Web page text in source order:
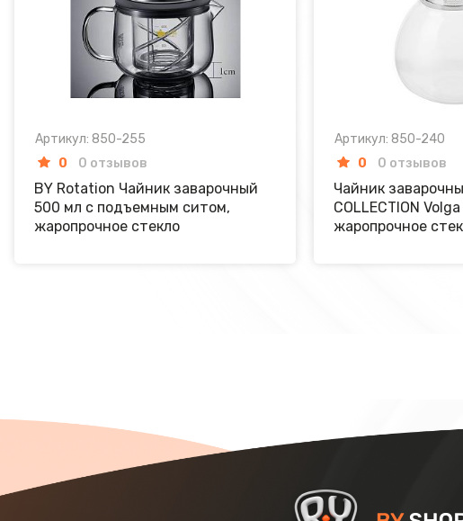
Артикул: 850-255
0
0 отзывов
BY Rotation Чайник заварочный
500 мл с подъемным ситом,
жаропрочное стекло
Артикул: 850-240
0
0 отзывов
Чайник
COLLECTION
жаропрочное